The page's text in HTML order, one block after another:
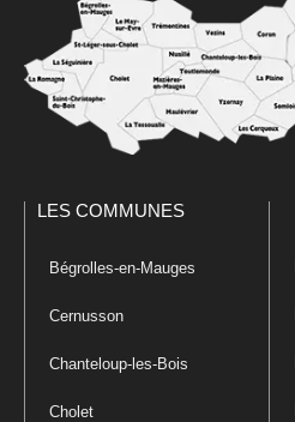
LES COMMUNES
Bégrolles-en-Mauges
Cernusson
Chanteloup-les-Bois
Cholet